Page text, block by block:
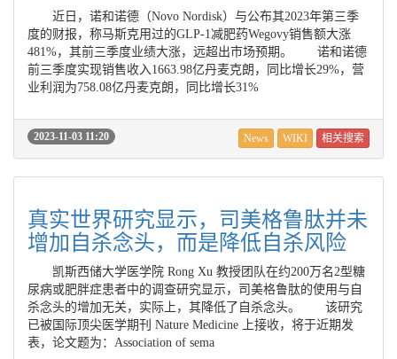
近日，诺和诺德（Novo Nordisk）与公布其2023年第三季
度的财报，称马斯克用过的GLP-1减肥药Wegovy销售额大涨
481%，其前三季度业绩大涨，远超出市场预期。 诺和诺德
前三季度实现销售收入1663.98亿丹麦克朗，同比增长29%，营
业利润为758.08亿丹麦克朗，同比增长31%
2023-11-03 11:20 News WIKI 相关搜索
真实世界研究显示，司美格鲁肽并未
增加自杀念头，而是降低自杀风险
凯斯西储大学医学院 Rong Xu 教授团队在约200万名2型糖
尿病或肥胖症患者中的调查研究显示，司美格鲁肽的使用与自
杀念头的增加无关，实际上，其降低了自杀念头。 该研究
已被国际顶尖医学期刊 Nature Medicine 上接收，将于近期发
表，论文题为：Association of sema